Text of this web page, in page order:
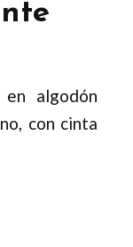
algodón
con cinta